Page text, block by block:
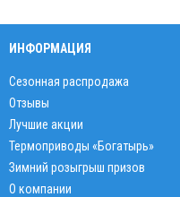
ИНФОРМАЦИЯ
Сезонная распродажа
Отзывы
Лучшие акции
Термоприводы «Богатырь»
Зимний розыгрыш призов
О компании